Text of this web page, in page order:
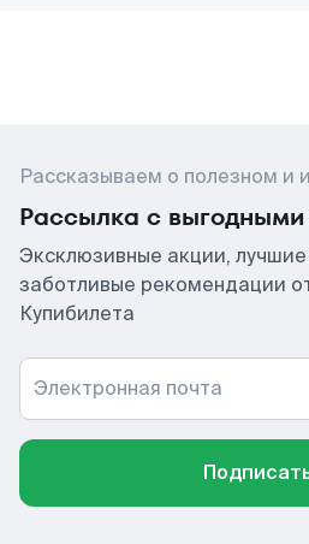
Рассказываем о полезном и
Рассылка с
Эксклюзивные акции,
заботливые рекомендации
Купибилета
Электронная почта